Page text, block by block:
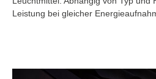
Leistung bei gleicher